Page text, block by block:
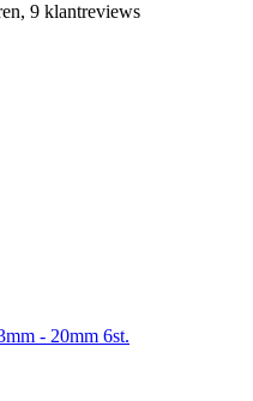
9 klantreviews
- 20mm 6st.